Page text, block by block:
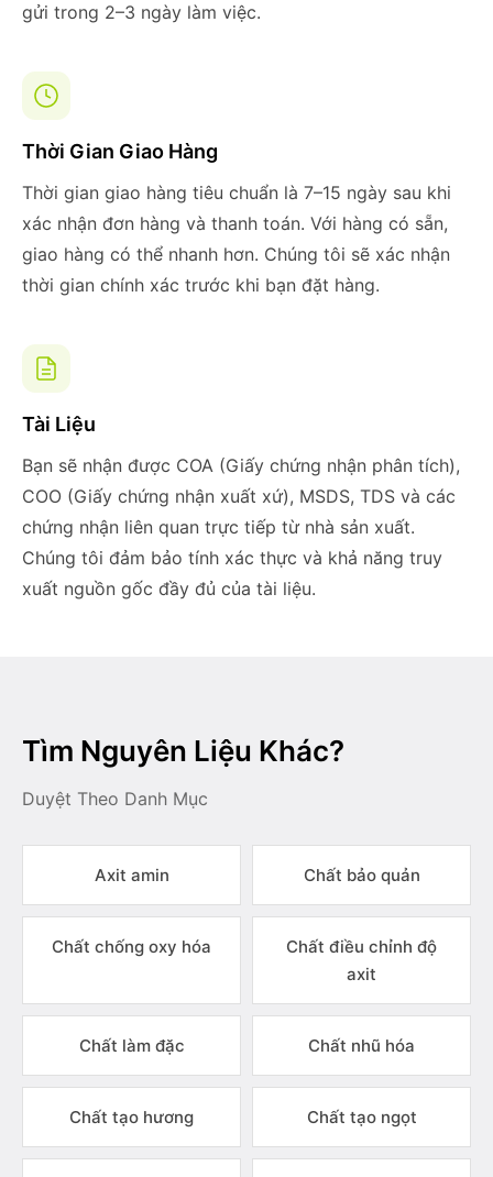
gửi trong 2–3 ngày làm việc.
Thời Gian Giao Hàng
Thời gian giao hàng tiêu chuẩn là 7–15 ngày sau khi
xác nhận đơn hàng và thanh toán. Với hàng có sẵn,
giao hàng có thể nhanh hơn. Chúng tôi sẽ xác nhận
thời gian chính xác trước khi bạn đặt hàng.
Tài Liệu
Bạn sẽ nhận được COA (Giấy chứng nhận phân tích),
COO (Giấy chứng nhận xuất xứ), MSDS, TDS và các
chứng nhận liên quan trực tiếp từ nhà sản xuất.
Chúng tôi đảm bảo tính xác thực và khả năng truy
xuất nguồn gốc đầy đủ của tài liệu.
Tìm Nguyên Liệu Khác?
Duyệt Theo Danh Mục
Axit amin Chất bảo quản
Chất chống oxy hóa
Chất điều chỉnh độ
axit
Chất làm đặc Chất nhũ hóa
Chất tạo hương Chất tạo ngọt